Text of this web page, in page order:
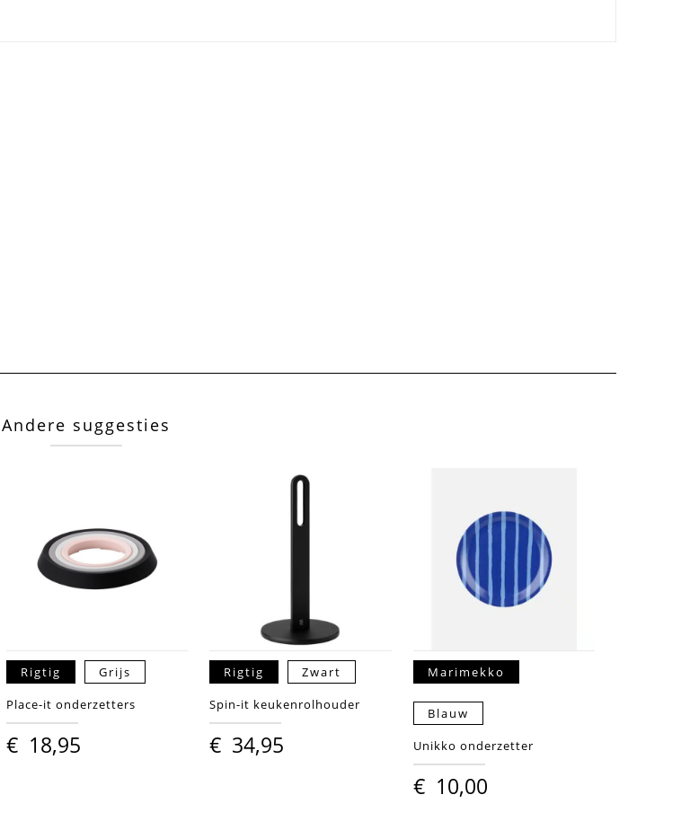
Andere suggesties
Rigtig Grijs
Place-it onderzetters
€ 18,95
Rigtig Zwart
Spin-it keukenrolhouder
€ 34,95
Marimekko
Blauw
Unikko onderzetter
€ 10,00